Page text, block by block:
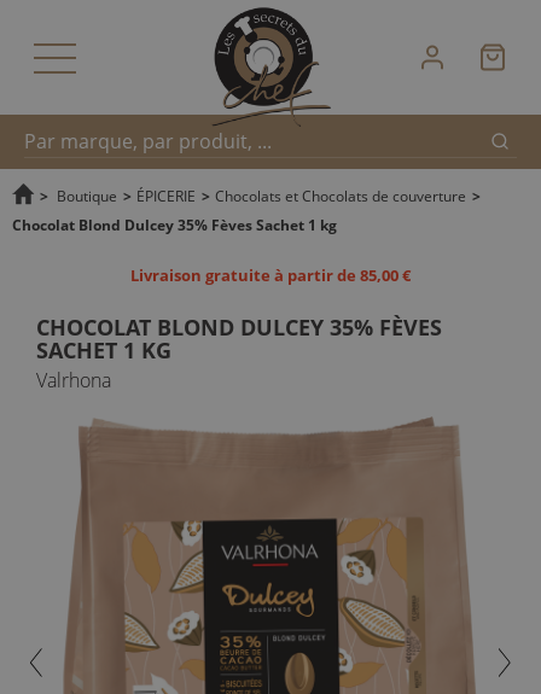
Recherche
> Boutique > ÉPICERIE > Chocolats et Chocolats de couverture >
Chocolat Blond Dulcey 35% Fèves Sachet 1 kg
Livraison gratuite à partir de 85,00 €
CHOCOLAT BLOND DULCEY 35% FÈVES
SACHET 1 KG
Valrhona